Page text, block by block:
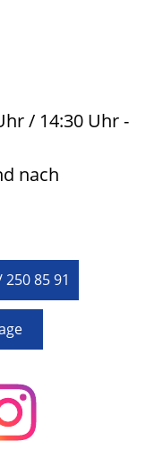
/ 14:30 Uhr -
nach
85 91